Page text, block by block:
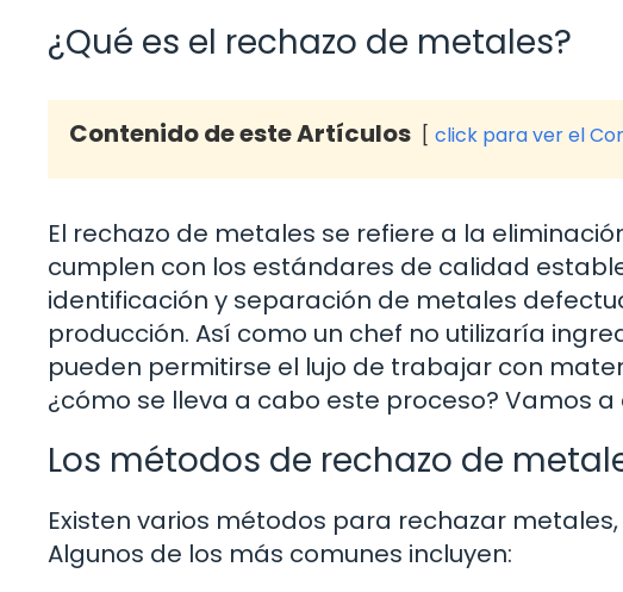
¿Qué es el rechazo de metales?
Contenido de este Artículos click para ver el
El rechazo de metales se refiere a la
cumplen con los estándares de calidad
identificación y separación de metales
producción. Así como un chef no utilizaría
pueden permitirse el lujo de trabajar con
¿cómo se lleva a cabo este proceso? Vamos
Los métodos de rechazo de
Existen varios métodos para rechazar
Algunos de los más comunes incluyen: